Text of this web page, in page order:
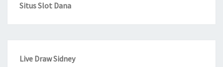
Situs Slot Dana
Live Draw Sidney